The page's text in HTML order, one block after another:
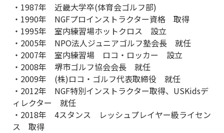
・1987年 近畿大学卒(体育会ゴルフ部)
・1990年 NGFプロインストラクター資格 取得
・1995年 室内練習場ホットクロス 設立
・2005年 NPO法人ジュニアゴルフ塾会長 就任
・2007年 室内練習場 ロコ・ロッカー 設立
・2008年 堺市ゴルフ協会会長 就任
・2009年 (株)ロコ・ゴルフ代表取締役 就任
・2012年 NGF特別インストラクター取得、USKidsデ
ィレクター 就任
・2018年 4スタンス レッシュプレイヤー級ライセン
ス 取得